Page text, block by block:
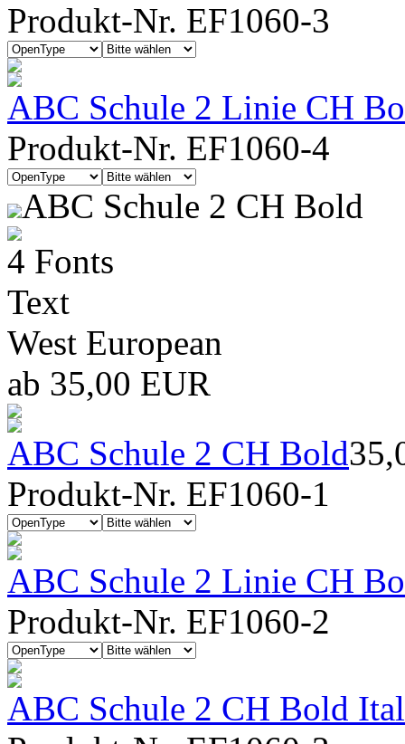
Produkt-Nr. EF1060-3
ABC Schule 2 Linie CH
Produkt-Nr. EF1060-4
ABC Schule 2 CH Bold
4 Fonts
Text
West European
ab 35,00 EUR
ABC Schule 2 CH Bold
Produkt-Nr. EF1060-1
ABC Schule 2 Linie CH
Produkt-Nr. EF1060-2
ABC Schule 2 CH Bold